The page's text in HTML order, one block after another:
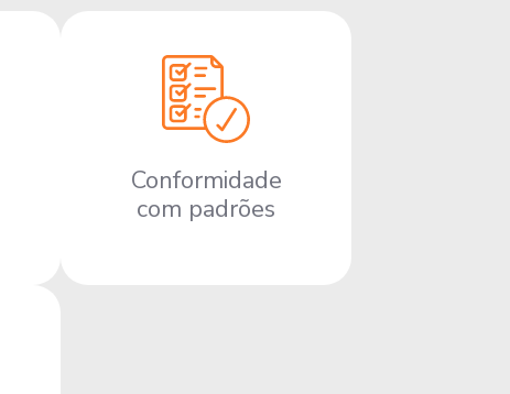
Conformidade
com padrões